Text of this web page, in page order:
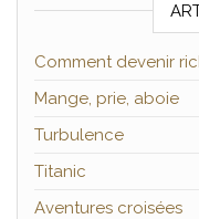
Comment devenir
Mange, prie, aboie
Turbulence
Titanic
Aventures croisées